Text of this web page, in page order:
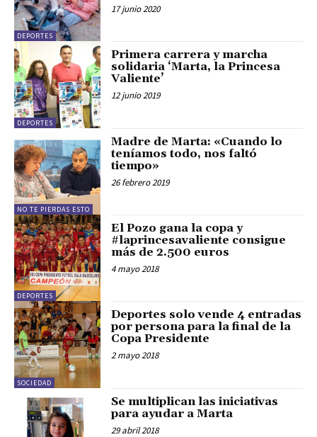
DEPORTES
17 junio 2020
DEPORTES
Primera carrera y marcha
solidaria ‘Marta, la Princesa
Valiente’
12 junio 2019
NO TE PIERDAS ESTO
Madre de Marta: «Cuando lo
teníamos todo, nos faltó
tiempo»
26 febrero 2019
DEPORTES
El Pozo gana la copa y
#laprincesavaliente consigue
más de 2.500 euros
4 mayo 2018
SOCIEDAD
Deportes solo vende 4 entradas
por persona para la final de la
Copa Presidente
2 mayo 2018
Se multiplican las iniciativas
para ayudar a Marta
29 abril 2018